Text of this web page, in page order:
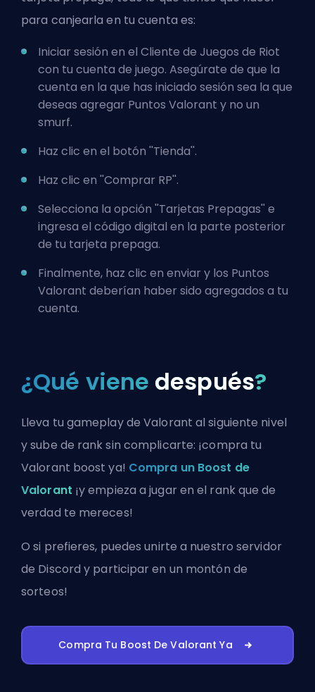
para canjearla en tu cuenta es:
Iniciar sesión en el Cliente de Juegos de Riot
con tu cuenta de juego. Asegúrate de que la
cuenta en la que has iniciado sesión sea la que
deseas agregar Puntos Valorant y no un
smurf.
Haz clic en el botón ''Tienda''.
Haz clic en ''Comprar RP''.
Selecciona la opción ''Tarjetas Prepagas'' e
ingresa el código digital en la parte posterior
de tu tarjeta prepaga.
Finalmente, haz clic en enviar y los Puntos
Valorant deberían haber sido agregados a tu
cuenta.
¿Qué viene después?
Lleva tu gameplay de Valorant al siguiente nivel
y sube de rank sin complicarte: ¡compra tu
Valorant boost ya! Compra un Boost de
Valorant ¡y empieza a jugar en el rank que de
verdad te mereces!
O si prefieres, puedesunirte a nuestro servidor
de Discord y participar en un montón de
sorteos!
Compra Tu Boost De Valorant Ya